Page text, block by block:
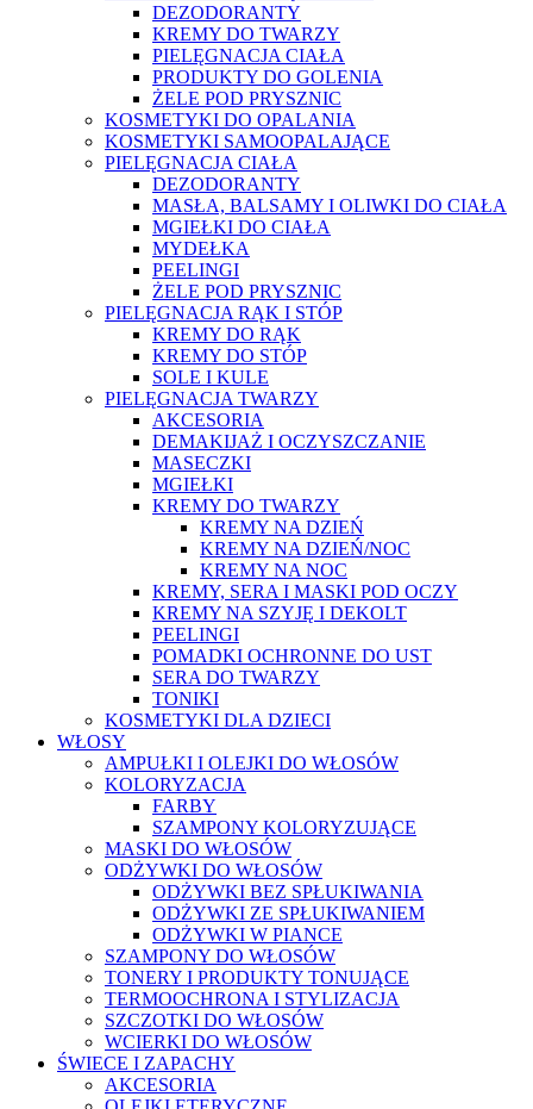
DEZODORANTY
KREMY DO TWARZY
PIELĘGNACJA CIAŁA
PRODUKTY DO GOLENIA
ŻELE POD PRYSZNIC
KOSMETYKI DO OPALANIA
KOSMETYKI SAMOOPALAJĄCE
PIELĘGNACJA CIAŁA
DEZODORANTY
MASŁA, BALSAMY I OLIWKI DO CIAŁA
MGIEŁKI DO CIAŁA
MYDEŁKA
PEELINGI
ŻELE POD PRYSZNIC
PIELĘGNACJA RĄK I STÓP
KREMY DO RĄK
KREMY DO STÓP
SOLE I KULE
PIELĘGNACJA TWARZY
AKCESORIA
DEMAKIJAŻ I OCZYSZCZANIE
MASECZKI
MGIEŁKI
KREMY DO TWARZY
KREMY NA DZIEŃ
KREMY NA DZIEŃ/NOC
KREMY NA NOC
KREMY, SERA I MASKI POD OCZY
KREMY NA SZYJĘ I DEKOLT
PEELINGI
POMADKI OCHRONNE DO UST
SERA DO TWARZY
TONIKI
KOSMETYKI DLA DZIECI
WŁOSY
AMPUŁKI I OLEJKI DO WŁOSÓW
KOLORYZACJA
FARBY
SZAMPONY KOLORYZUJĄCE
MASKI DO WŁOSÓW
ODŻYWKI DO WŁOSÓW
ODŻYWKI BEZ SPŁUKIWANIA
ODŻYWKI ZE SPŁUKIWANIEM
ODŻYWKI W PIANCE
SZAMPONY DO WŁOSÓW
TONERY I PRODUKTY TONUJĄCE
TERMOOCHRONA I STYLIZACJA
SZCZOTKI DO WŁOSÓW
WCIERKI DO WŁOSÓW
ŚWIECE I ZAPACHY
AKCESORIA